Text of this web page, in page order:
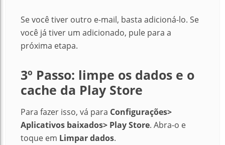
Se você tiver outro e-mail, basta adicioná-lo. Se
você já tiver um adicionado, pule para a
próxima etapa.
3º Passo: limpe os dados e o
cache da Play Store
Para fazer isso, vá para Configurações>
Aplicativos baixados> Play Store. Abra-o e
toque em Limpar dados.